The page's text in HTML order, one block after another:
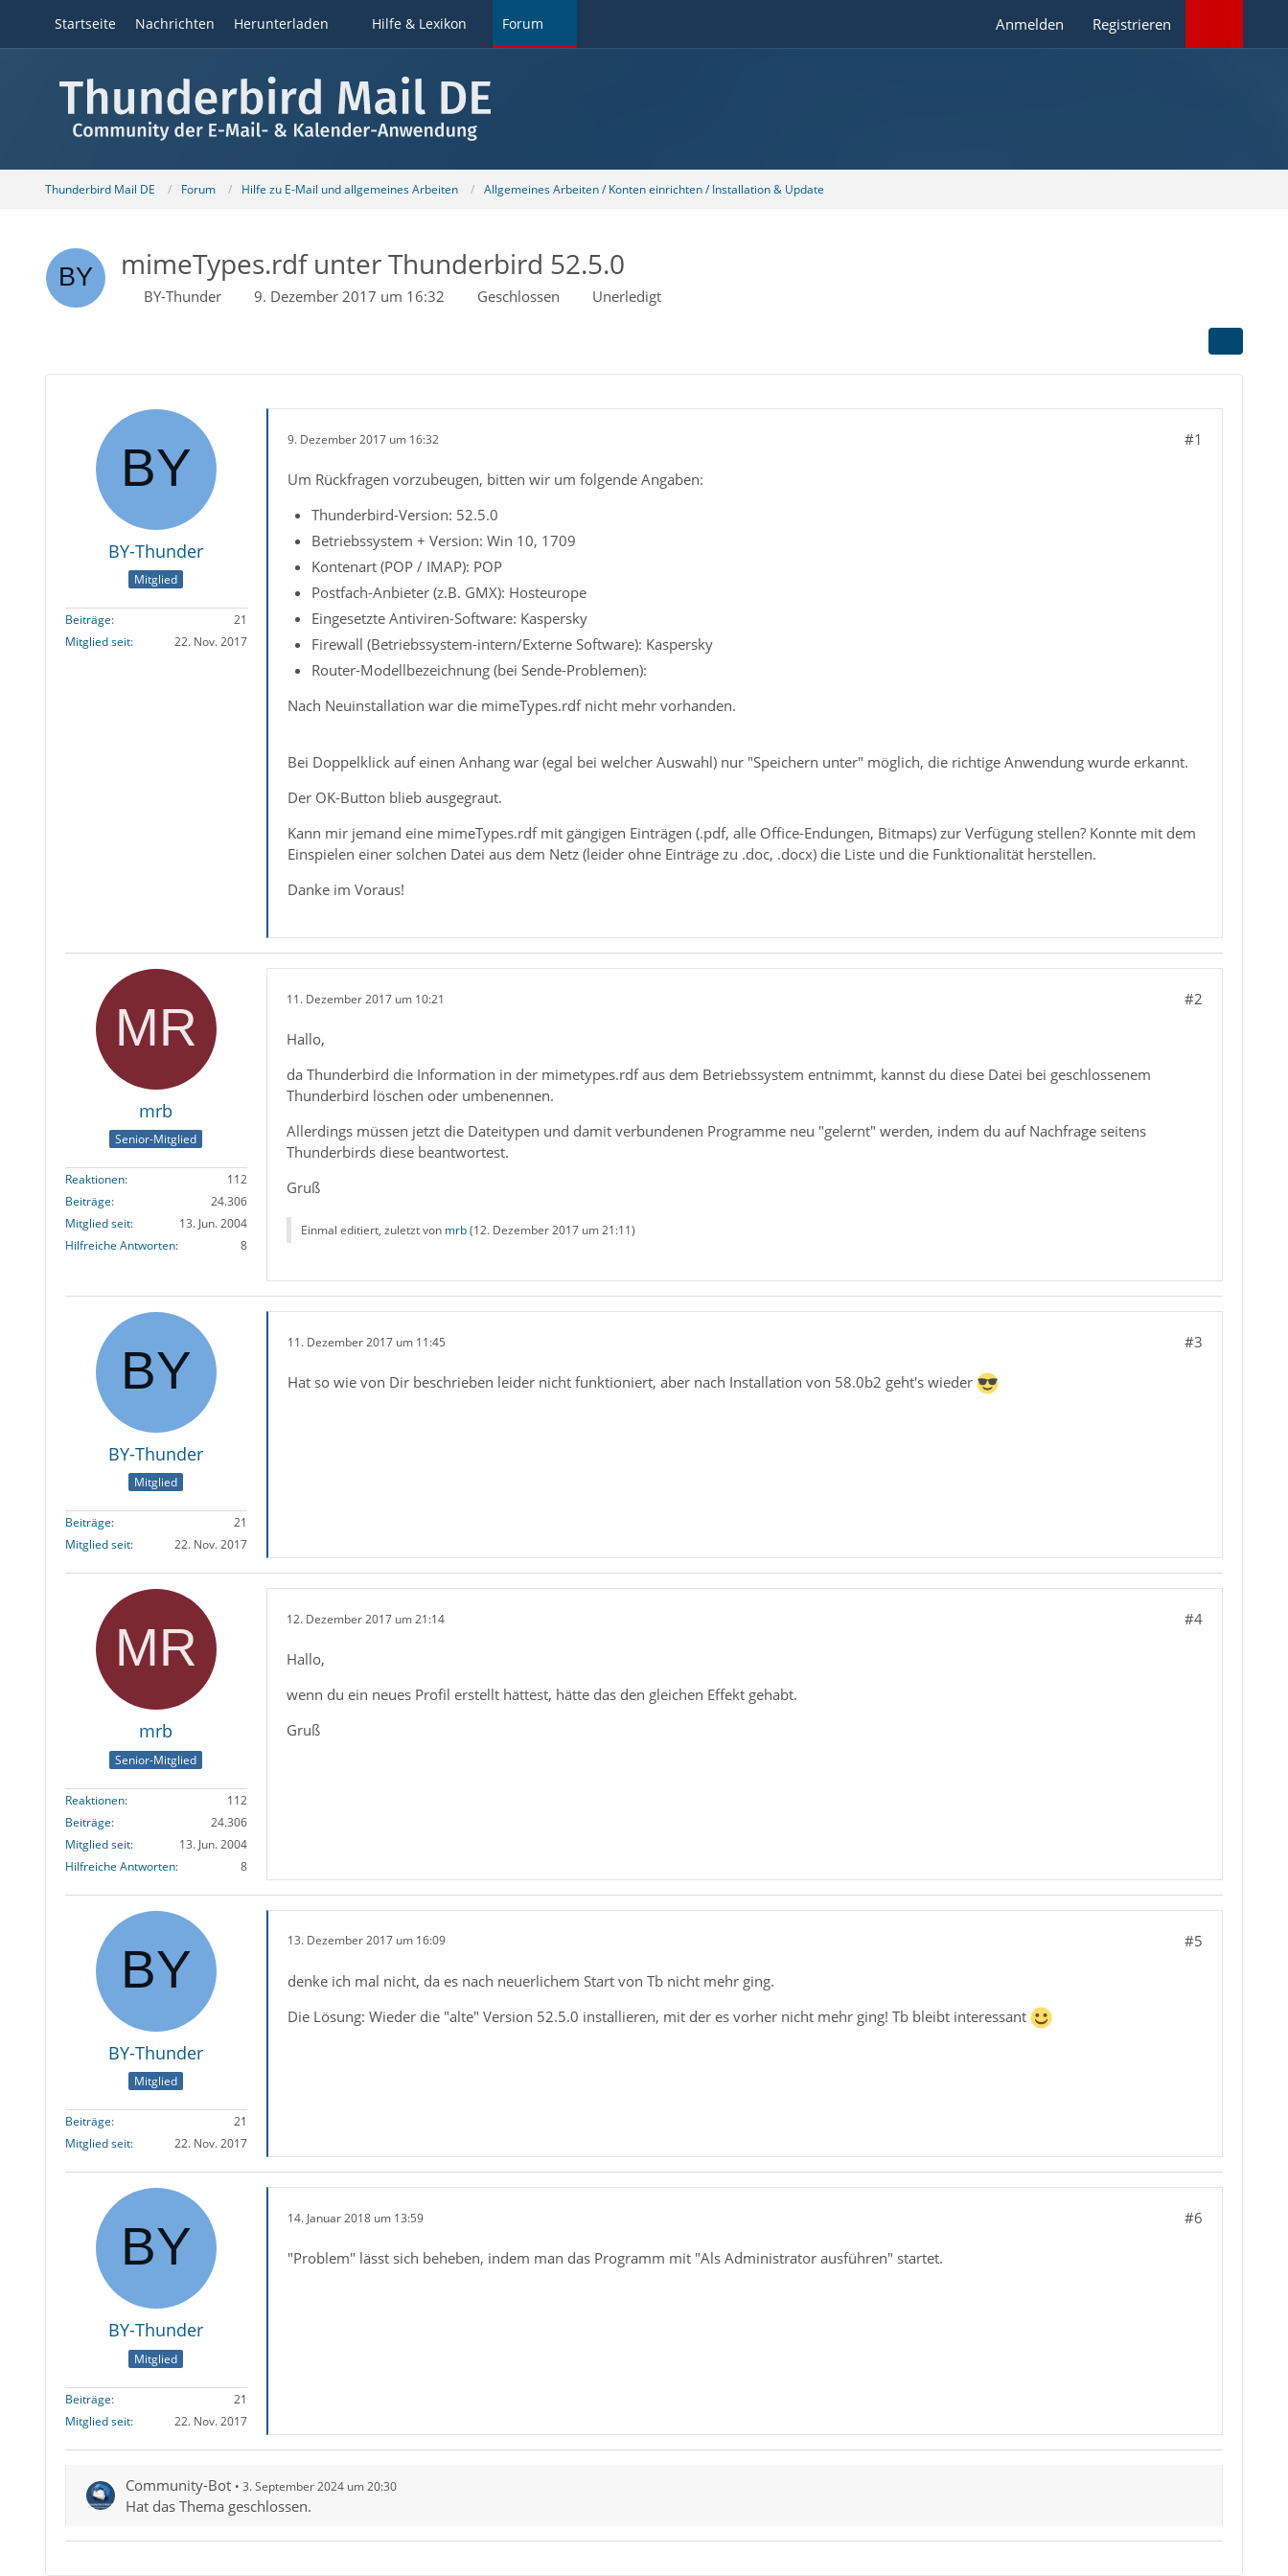
Startseite Nachrichten Herunterladen Hilfe & Lexikon Forum Anmelden Registrieren
Thunderbird Mail DE Forum Hilfe zu E-Mail und allgemeines Arbeiten Allgemeines Arbeiten / Konten einrichten / Installation & Update
mimeTypes.rdf unter Thunderbird 52.5.0
BY-Thunder 9. Dezember 2017 um 16:32 Geschlossen Unerledigt
BY-Thunder
Mitglied
Beiträge
21
Mitglied seit
22. Nov. 2017
9. Dezember 2017 um 16:32 #1
Um Rückfragen vorzubeugen, bitten wir um folgende Angaben:
Thunderbird-Version: 52.5.0
Betriebssystem + Version: Win 10, 1709
Kontenart (POP / IMAP): POP
Postfach-Anbieter (z.B. GMX): Hosteurope
Eingesetzte Antiviren-Software: Kaspersky
Firewall (Betriebssystem-intern/Externe Software): Kaspersky
Router-Modellbezeichnung (bei Sende-Problemen):
Nach Neuinstallation war die mimeTypes.rdf nicht mehr vorhanden.
Bei Doppelklick auf einen Anhang war (egal bei welcher Auswahl) nur "Speichern unter" möglich, die richtige Anwendung wurde erkannt.
Der OK-Button blieb ausgegraut.
Kann mir jemand eine mimeTypes.rdf mit gängigen Einträgen (.pdf, alle Office-Endungen, Bitmaps) zur Verfügung stellen? Konnte mit dem
Einspielen einer solchen Datei aus dem Netz (leider ohne Einträge zu .doc, .docx) die Liste und die Funktionalität herstellen.
Danke im Voraus!
mrb
Senior-Mitglied
Reaktionen
112
Beiträge
24.306
Mitglied seit
13. Jun. 2004
Hilfreiche Antworten
8
11. Dezember 2017 um 10:21 #2
Hallo,
da Thunderbird die Information in der mimetypes.rdf aus dem Betriebssystem entnimmt, kannst du diese Datei bei geschlossenem
Thunderbird löschen oder umbenennen.
Allerdings müssen jetzt die Dateitypen und damit verbundenen Programme neu "gelernt" werden, indem du auf Nachfrage seitens
Thunderbirds diese beantwortest.
Gruß
Einmal editiert, zuletzt von mrb(12. Dezember 2017 um 21:11)
BY-Thunder
Mitglied
Beiträge
21
Mitglied seit
22. Nov. 2017
11. Dezember 2017 um 11:45 #3
Hat so wie von Dir beschrieben leider nicht funktioniert, aber nach Installation von 58.0b2 geht's wieder
mrb
Senior-Mitglied
Reaktionen
112
Beiträge
24.306
Mitglied seit
13. Jun. 2004
Hilfreiche Antworten
8
12. Dezember 2017 um 21:14 #4
Hallo,
wenn du ein neues Profil erstellt hättest, hätte das den gleichen Effekt gehabt.
Gruß
BY-Thunder
Mitglied
Beiträge
21
Mitglied seit
22. Nov. 2017
13. Dezember 2017 um 16:09 #5
denke ich mal nicht, da es nach neuerlichem Start von Tb nicht mehr ging.
Die Lösung: Wieder die "alte" Version 52.5.0 installieren, mit der es vorher nicht mehr ging! Tb bleibt interessant
BY-Thunder
Mitglied
Beiträge
21
Mitglied seit
22. Nov. 2017
14. Januar 2018 um 13:59 #6
"Problem" lässt sich beheben, indem man das Programm mit "Als Administrator ausführen" startet.
Community-Bot 3. September 2024 um 20:30
Hat das Thema geschlossen.